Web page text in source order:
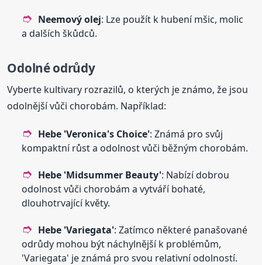
Neemový olej: Lze použít k hubení mšic, molic
a dalších škůdců.
Odolné odrůdy
Vyberte kultivary rozrazilů, o kterých je známo, že jsou
odolnější vůči chorobám. Například:
Hebe 'Veronica's Choice': Známá pro svůj
kompaktní růst a odolnost vůči běžným chorobám.
Hebe 'Midsummer Beauty': Nabízí dobrou
odolnost vůči chorobám a vytváří bohaté,
dlouhotrvající květy.
Hebe 'Variegata': Zatímco některé panašované
odrůdy mohou být náchylnější k problémům,
'Variegata' je známá pro svou relativní odolností.